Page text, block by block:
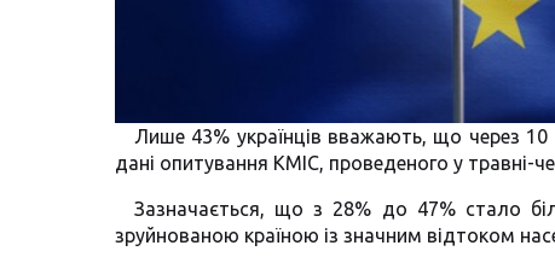
Лише 43% українців вважають, що через
дані опитування КМІС, проведеного у травні-
Зазначається, що з 28% до 47% стало
зруйнованою країною із значним відтоком